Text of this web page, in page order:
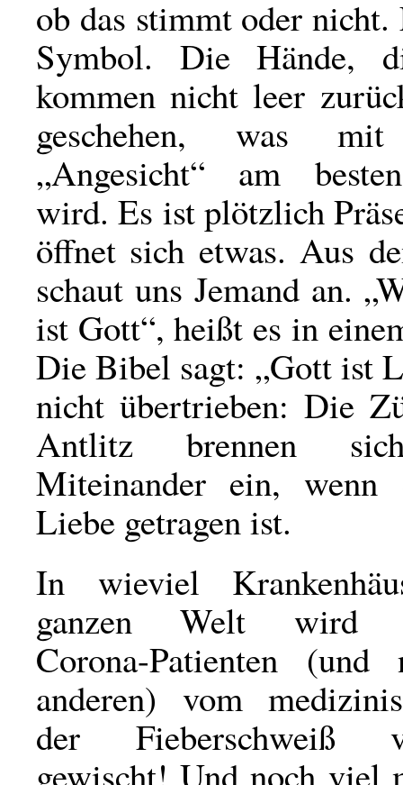
ob das stimmt oder nicht.
Symbol. Die Hände,
kommen nicht leer
geschehen, was
„Angesicht“ am
wird. Es ist plötzlich
öffnet sich etwas. Aus
schaut uns Jemand an.
ist Gott“, heißt es in
Die Bibel sagt: „Gott ist
nicht übertrieben: Die
Antlitz brennen
Miteinander ein, wenn
Liebe getragen ist.
In wieviel
ganzen Welt wird
Corona-Patienten (und
anderen) vom
der Fieberschweiß
gewischt! Und noch viel